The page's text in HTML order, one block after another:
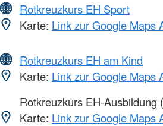
Rotkreuzkurs EH Sport
Karte: Link zur Google Maps
Rotkreuzkurs EH am Kind
Karte: Link zur Google Maps
Rotkreuzkurs EH-Ausbildung
Karte: Link zur Google Maps